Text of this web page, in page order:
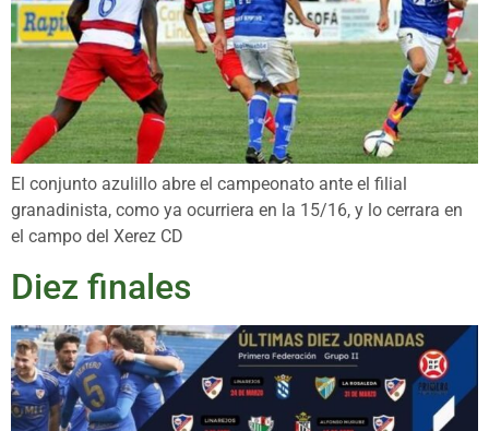
El conjunto azulillo abre el campeonato ante el filial
granadinista, como ya ocurriera en la 15/16, y lo cerrara en
el campo del Xerez CD
Diez finales